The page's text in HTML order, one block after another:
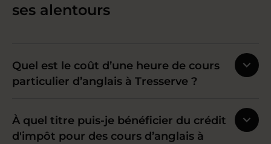
ses alentours
Quel est le coût d’une heure de cours
particulier d’anglais à Tresserve ?
À quel titre puis-je bénéficier du crédit
d'impôt pour des cours d’anglais à